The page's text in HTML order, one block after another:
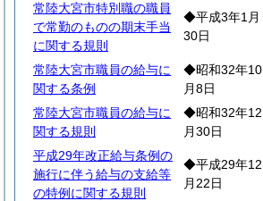
常陸大宮市特別職の職員
で常勤のものの期末手当
に関する規則
◆平成3年1月
30日
常陸大宮市職員の給与に
関する条例
◆昭和32年10
月8日
常陸大宮市職員の給与に
関する規則
◆昭和32年12
月30日
平成29年改正給与条例の
施行に伴う給与の支給等
の特例に関する規則
◆平成29年12
月22日